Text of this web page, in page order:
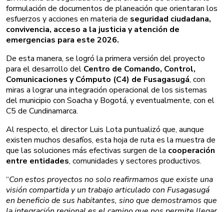
formulación de documentos de planeación que orientaran los
esfuerzos y acciones en materia de seguridad ciudadana,
convivencia, acceso a la justicia y atención de
emergencias para este 2026.
De esta manera, se logró la primera versión del proyecto
para el desarrollo del Centro de Comando, Control,
Comunicaciones y Cómputo (C4) de Fusagasugá, con
miras a lograr una integración operacional de los sistemas
del municipio con Soacha y Bogotá, y eventualmente, con el
C5 de Cundinamarca.
Al respecto, el director Luis Lota puntualizó que, aunque
existen muchos desafíos, esta hoja de ruta es la muestra de
que las soluciones más efectivas surgen de la cooperación
entre entidades, comunidades y sectores productivos.
“Con estos proyectos no solo reafirmamos que existe una
visión compartida y un trabajo articulado con Fusagasugá
en beneficio de sus habitantes, sino que demostramos que